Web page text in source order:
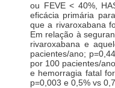
ou FEVE < 40%,
eficácia primária
que a rivaroxabana
Em relação à
rivaroxabana e
pacientes/ano;
por 100 pacientes/
e hemorragia fatal
p=0,003 e 0,5% vs